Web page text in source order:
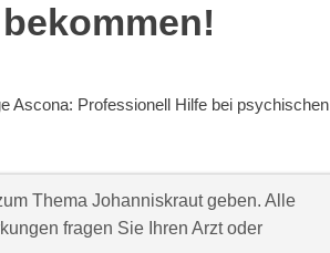
Ascona: Professionell Hilfe bei psychischen
Thema Johanniskraut geben. Alle
fragen Sie Ihren Arzt oder